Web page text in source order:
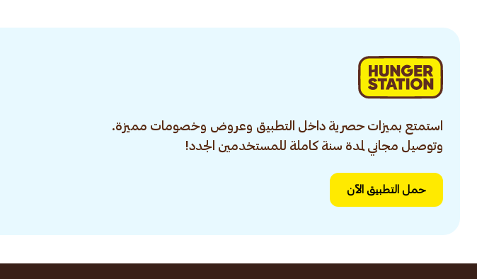
استمتع بميزات حصرية داخل التطبيق وعروض وخصومات مميزة.
وتوصيل مجاني لمدة سنة كاملة للمستخدمين الجدد!
حمل التطبيق الآن